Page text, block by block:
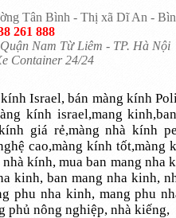
Tân Bình - Thị xã Dĩ An -
261 888
Nam Từ Liêm - TP. Hà Nội
Container 24/24
Israel, bán màng kính
kính israel,mang
giá rẻ,màng nhà kính
cao,màng kính
kính, mua ban mang nha
kinh, ban mang nha kinh,
phu nha kinh, mang phu
phủ nông nghiệp, nhà kiếng,